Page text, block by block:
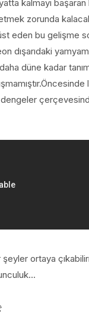
kalmayı başaran
zorunda
eden bu gelişme
dışarıdaki
düne kadar
ortaya